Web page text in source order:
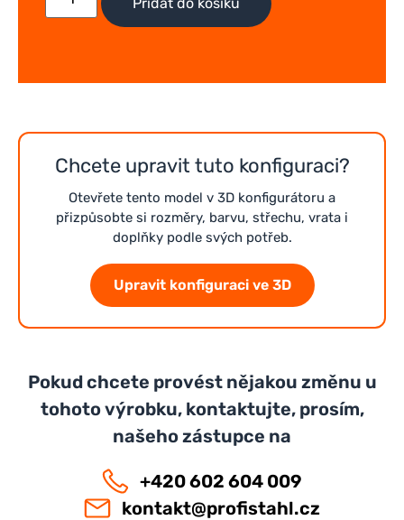
Chcete upravit tuto konfiguraci?
Otevřete tento model v 3D konfigurátoru a
přizpůsobte si rozměry, barvu, střechu, vrata i
doplňky podle svých potřeb.
Upravit konfiguraci ve 3D
Pokud chcete provést nějakou změnu u
tohoto výrobku, kontaktujte, prosím,
našeho zástupce na
+420 602 604 009
kontakt@profistahl.cz